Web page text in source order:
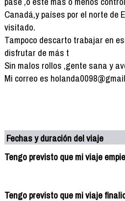
Canadá,y países por el norte de
visitado.
Tampoco descarto trabajar en
disfrutar de más t
Sin malos rollos ,gente sana y
Mi correo es
Fechas y duración del viaje
Tengo previsto que mi viaje
Tengo previsto que mi viaje